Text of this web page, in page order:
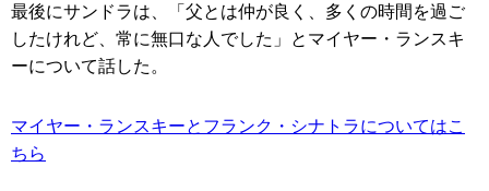
最後にサンドラは、「父とは仲が良く、多くの時間を過ご
したけれど、常に無口な人でした」とマイヤー・ランスキ
ーについて話した。
マイヤー・ランスキーとフランク・シナトラについてはこ
ちら